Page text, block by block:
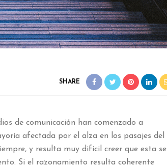
SHARE
de comunicación han comenzado a
afectada por el alza en los pasajes del
y resulta muy difícil creer que esta se
Si el razonamiento resulta coherente